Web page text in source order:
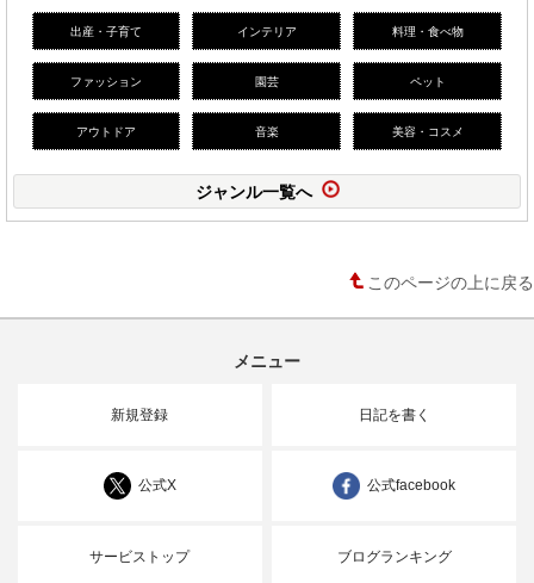
出産・子育て インテリア 料理・食べ物
ファッション 園芸 ペット
アウトドア 音楽 美容・コスメ
ジャンル一覧へ
このページの上に戻る
メニュー
新規登録 日記を書く
公式X 公式facebook
サービストップ ブログランキング